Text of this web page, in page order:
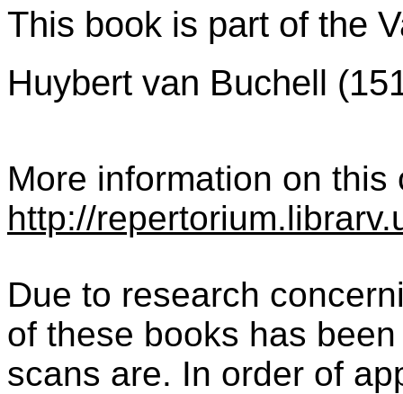
This book is part of the
Huybert van Buchell
More information on
http://
Due to research
of these books has
scans are. In order of